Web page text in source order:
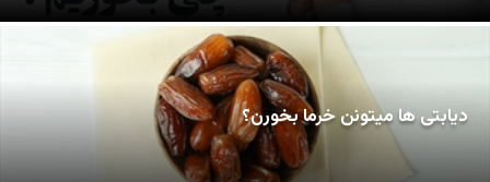
دیابتی ها میتونن خرما بخورن؟